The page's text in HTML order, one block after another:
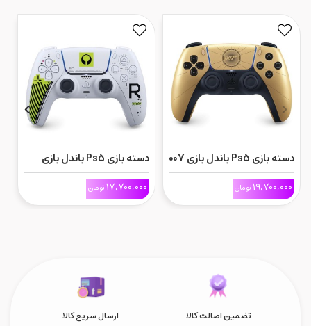
دسته بازی Ps5 باندل بازی 007
First Light
19,700,000تومان
دسته بازی Ps5 باندل بازی
Marathon
17,700,000تومان
تضمین اصالت کالا ارسال سریع کالا